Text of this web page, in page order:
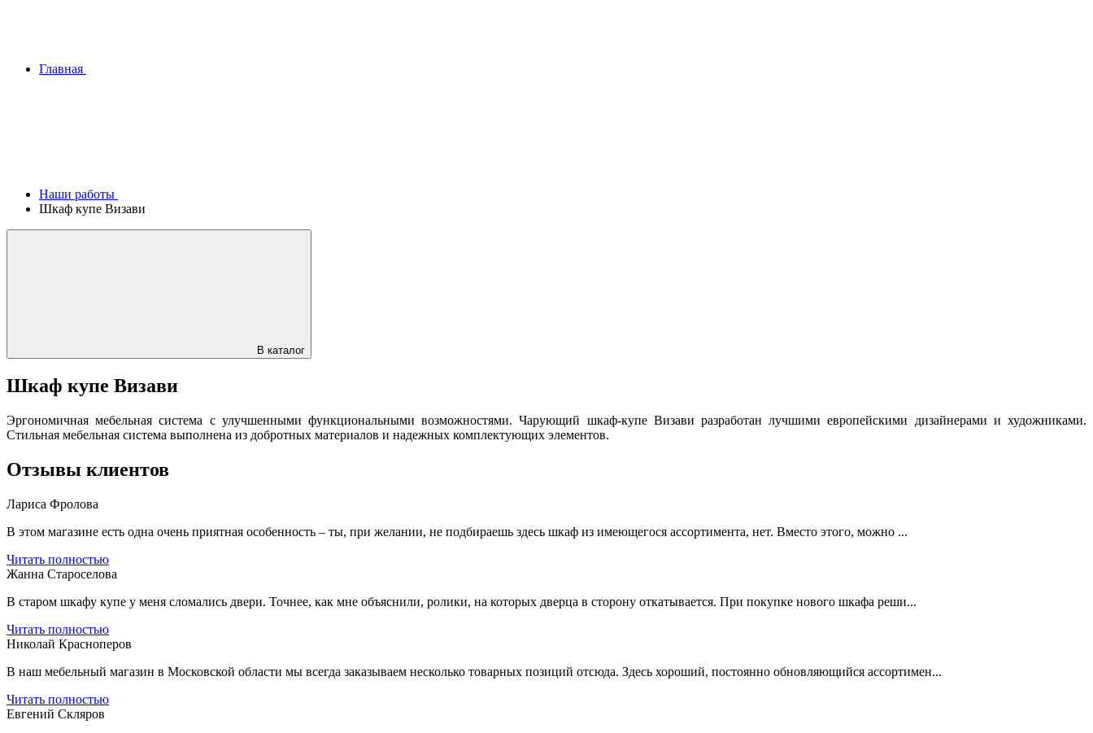
Главная
Наши работы
Шкаф купе Визави
В каталог
Шкаф купе Визави
Эргономичная мебельная система с улучшенными функциональными возможностями. Чарующий шкаф-купе Визави разработан лучшими европейскими дизайнерами и художниками.
Стильная мебельная система выполнена из добротных материалов и надежных комплектующих элементов.
Отзывы клиентов
Лариса Фролова
В этом магазине есть одна очень приятная особенность – ты, при желании, не подбираешь здесь шкаф из имеющегося ассортимента, нет. Вместо этого, можно ...
Читать полностью
Жанна Староселова
В старом шкафу купе у меня сломались двери. Точнее, как мне объяснили, ролики, на которых дверца в сторону откатывается. При покупке нового шкафа реши...
Читать полностью
Николай Красноперов
В наш мебельный магазин в Московской области мы всегда заказываем несколько товарных позиций отсюда. Здесь хороший, постоянно обновляющийся ассортимен...
Читать полностью
Евгений Скляров